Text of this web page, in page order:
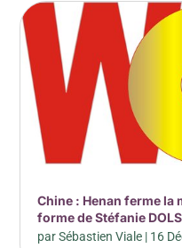
Chine : Henan ferme la
forme de Stéfanie
parSébastien Viale | 16